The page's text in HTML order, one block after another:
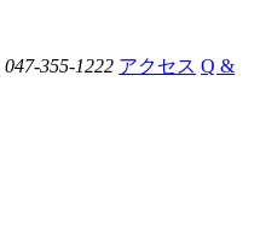
047-355-1222 アクセス Q &